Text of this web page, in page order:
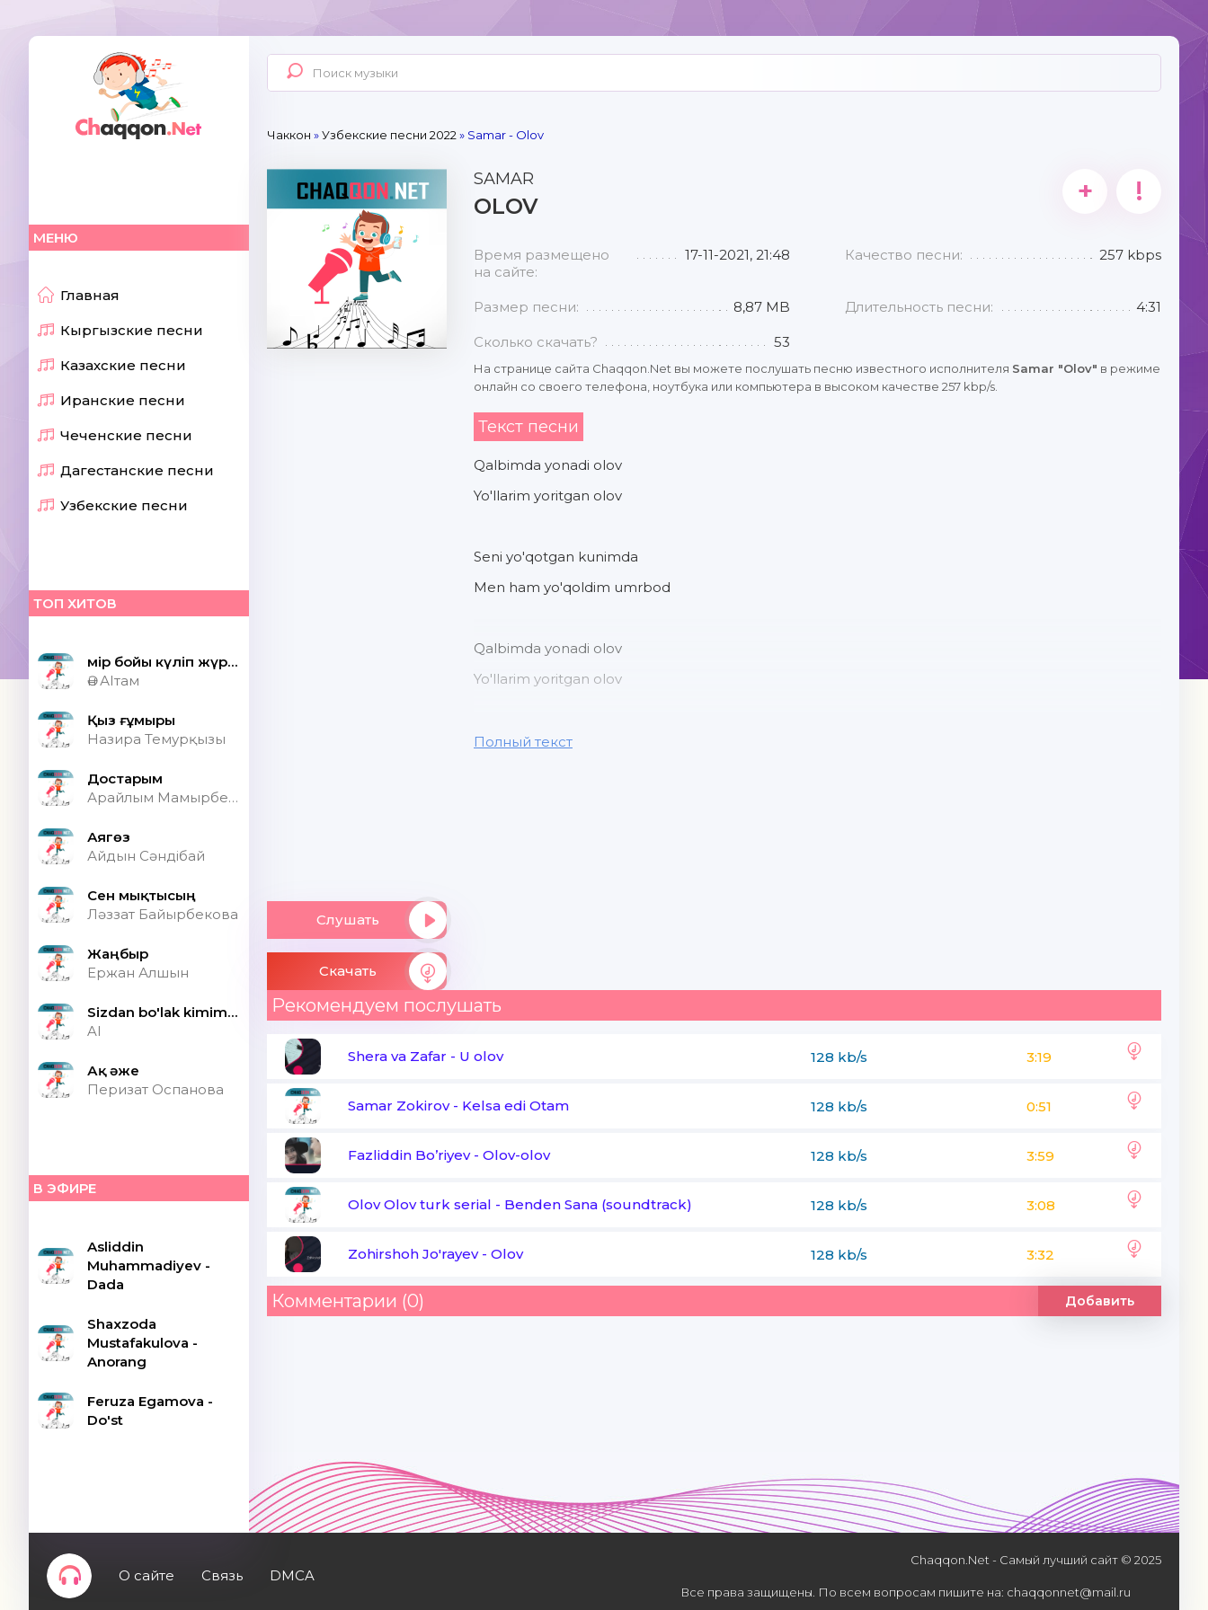
МЕНЮ
Главная
Кыргызские песни
Казахские песни
Иранские песни
Чеченские песни
Дагестанские песни
Узбекские песни
ТОП ХИТОВ
Өмір бойы күліп жүрсек шіркін ай
Ән АІтам
Қыз ғұмыры
Назира Темурқызы
Достарым
Арайлым Мамырбекқызы
Аягөз
Айдын Сәндібай
Сен мықтысың
Ләззат Байырбекова
Жаңбыр
Ержан Алшын
Sizdan bo'lak kimim bor ONA (Speed up)
AI
Ақ әже
Перизат Оспанова
В ЭФИРЕ
Asliddin
Muhammadiyev -
Dada
Shaxzoda
Mustafakulova -
Anorang
Feruza Egamova -
Do'st
Чаккон »Узбекские песни 2022 » Samar - Olov
Слушать
Скачать
SAMAR
OLOV + !
Время размещено
на сайте:
17-11-2021, 21:48 Качество песни: 257 kbps
Размер песни: 8,87 MB Длительность песни: 4:31
Сколько скачать? 53
На странице сайта Chaqqon.Net вы можете послушать песню известного исполнителя Samar "Olov" в режиме
онлайн со своего телефона, ноутбука или компьютера в высоком качестве 257 kbp/s.
Текст песни
Qalbimda yonadi olov
Yo'llarim yoritgan olov
Seni yo'qotgan kunimda
Men ham yo'qoldim umrbod
Qalbimda yonadi olov
Yo'llarim yoritgan olov
Seni yo'qotgan kunimda
Полный текст
Рекомендуем послушать
Shera va Zafar - U olov 128 kb/s 3:19
Samar Zokirov- Kelsa edi Otam 128 kb/s 0:51
Fazliddin Bo’riyev- Olov-olov 128 kb/s 3:59
Olov Olov turk serial - Benden Sana (soundtrack) 128 kb/s 3:08
Zohirshoh Jo'rayev- Olov 128 kb/s 3:32
Комментарии (0) Добавить
О сайте Связь DMCA
Chaqqon.Net - Самый лучший сайт © 2025
Все права защищены. По всем вопросам пишите на: chaqqonnet@mail.ru